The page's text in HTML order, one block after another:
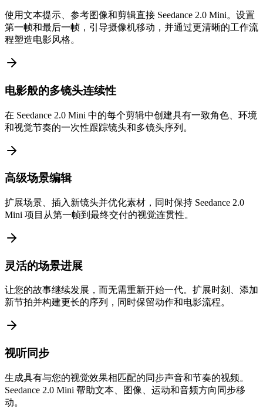
使用文本提示、参考图像和剪辑直接 Seedance 2.0 Mini。设置
第一帧和最后一帧，引导摄像机移动，并通过更清晰的工作流
程塑造电影风格。
电影般的多镜头连续性
在 Seedance 2.0 Mini 中的每个剪辑中创建具有一致角色、环境
和视觉节奏的一次性跟踪镜头和多镜头序列。
高级场景编辑
扩展场景、插入新镜头并优化素材，同时保持 Seedance 2.0
Mini 项目从第一帧到最终交付的视觉连贯性。
灵活的场景进展
让您的故事继续发展，而无需重新开始一代。扩展时刻、添加
新节拍并构建更长的序列，同时保留动作和电影流程。
视听同步
生成具有与您的视觉效果相匹配的同步声音和节奏的视频。
Seedance 2.0 Mini 帮助文本、图像、运动和音频方向同步移
动。